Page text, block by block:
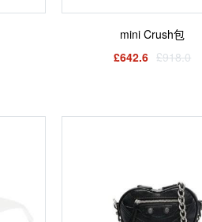
mini Crush包
£642.6 £918.0